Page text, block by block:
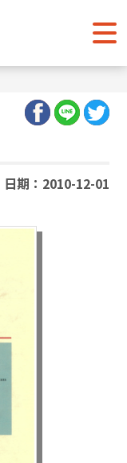
日期：2010-12-01